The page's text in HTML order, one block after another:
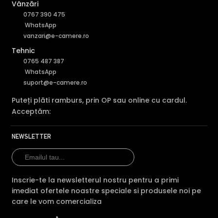
noaptea
Comparatie detaliata:
IPC-EW5541-AS →
IPC-EBW8630P →
EBW5641-AS →
Vânzări
0767 390 475
WhatsApp
vanzari@e-camere.ro
Tehnic
0765 487 387
WhatsApp
suport@e-camere.ro
Puteți plăti ramburs, prin OP sau online cu cardul.
Acceptăm:
NEWSLETTER
Inscrie-te la newsletterul nostru pentru a primi
imediat ofertele noastre speciale si produsele noi pe
care le vom comercializa